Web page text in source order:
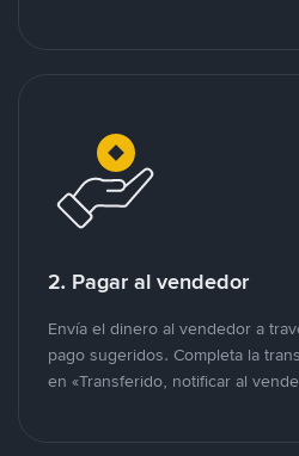
2. Pagar al vendedor
Envía el dinero al vendedor a
pago sugeridos. Completa la
en «Transferido, notificar al